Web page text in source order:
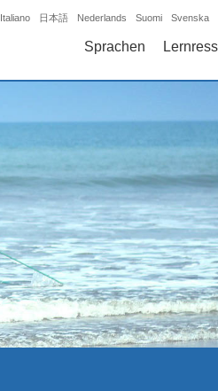
Italiano 日本語 Nederlands Suomi Svenska
Sprachen